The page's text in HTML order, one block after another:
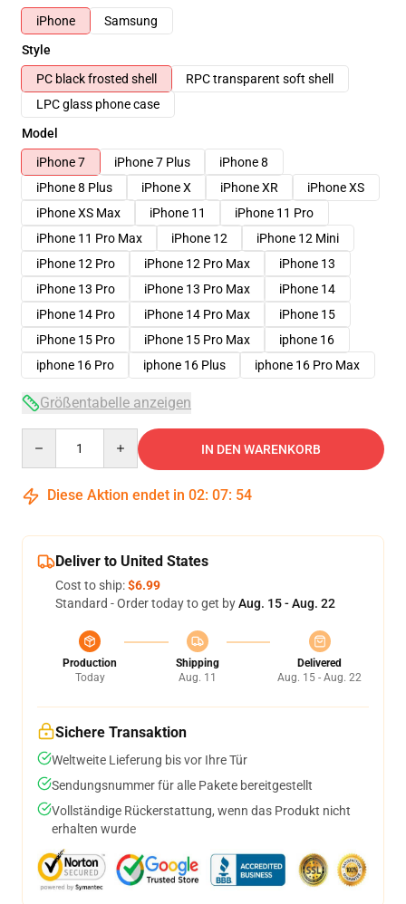
iPhone
Samsung
Style
PC black frosted shell
RPC transparent soft shell
LPC glass phone case
Model
iPhone 7
iPhone 7 Plus
iPhone 8
iPhone 8 Plus
iPhone X iPhone XR
iPhone XS
iPhone XS Max
iPhone 11
iPhone 11 Pro
iPhone 11 Pro Max
iPhone 12
iPhone 12 Mini
iPhone 12 Pro
iPhone 12 Pro Max
iPhone 13
iPhone 13 Pro
iPhone 13 Pro Max
iPhone 14
iPhone 14 Pro
iPhone 14 Pro Max
iPhone 15
iPhone 15 Pro
iPhone 15 Pro Max
iphone 16
iphone 16 Pro
iphone 16 Plus iphone 16 Pro Max
Größentabelle anzeigen
IN DEN WARENKORB
Diese Aktion endet in 02: 07: 54
Deliver to United States
Cost to ship:$6.99
Standard - Order today to get byAug. 15 - Aug. 22
Production
Today
Shipping
Aug. 11
Delivered
Aug. 15 - Aug. 22
Sichere Transaktion
Weltweite Lieferung bis vor Ihre Tür
Sendungsnummer für alle Pakete bereitgestellt
Vollständige Rückerstattung, wenn das Produkt nicht
erhalten wurde